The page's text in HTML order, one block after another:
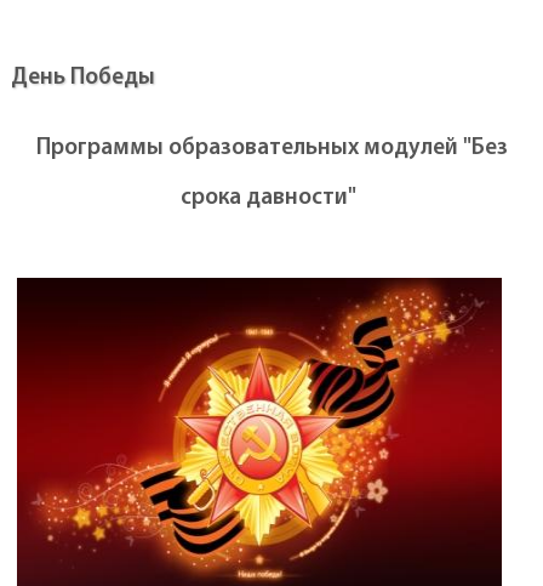
День Победы
Программы образовательных модулей "Без
срока давности"